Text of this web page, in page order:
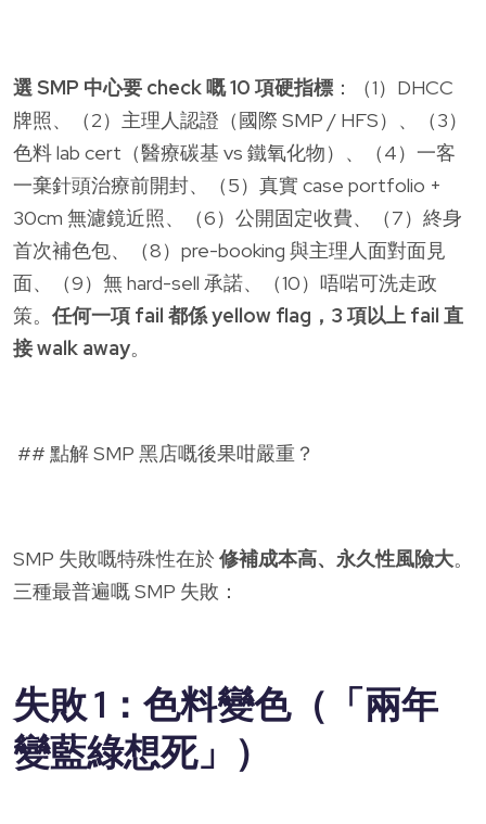
選 SMP 中心要 check 嘅 10 項硬指標 ：（1）DHCC
牌照、（2）主理人認證（國際 SMP / HFS）、（3）
色料 lab cert（醫療碳基 vs 鐵氧化物）、（4）一客
一棄針頭治療前開封、（5）真實 case portfolio +
30cm 無濾鏡近照、（6）公開固定收費、（7）終身
首次補色包、（8）pre-booking 與主理人面對面見
面、（9）無 hard-sell 承諾、（10）唔啱可洗走政
策。 任何一項 fail 都係 yellow flag，3 項以上 fail 直
接 walk away。
## 點解 SMP 黑店嘅後果咁嚴重？
SMP 失敗嘅特殊性在於 修補成本高、永久性風險大。
三種最普遍嘅 SMP 失敗：
失敗 1：色料變色（「兩年
變藍綠想死」）